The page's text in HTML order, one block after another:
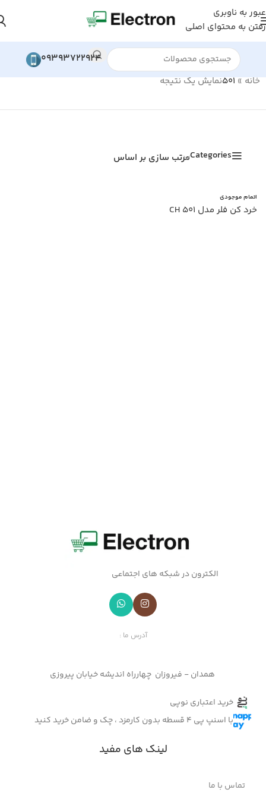
عبور به ناوبری
رفتن به محتوای اصلی
09393722924
خانه»
501نمایش یک نتیجه
Categoriesمرتب سازی بر اساس
اتمام موجودی
خرد کن فلر مدل CH 501
الکترون در شبکه های اجتماعی
آدرس ما :
همدان - فیروزان چهارراه اندیشه خیابان پیروزی
خرید اعتباری نوپی
با اسنپ پی 4 قسطه بدون کارمزد ، چک و ضامن خرید کنید
لینک های مفید
تماس با ما